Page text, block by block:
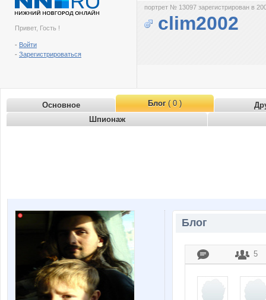
Привет, Гость !
- Войти
- Зарегистрироваться
портрет № 13097 зарегистрирован в
clim2002
Основное Блог( 0 )
Шпионаж
Блог
5